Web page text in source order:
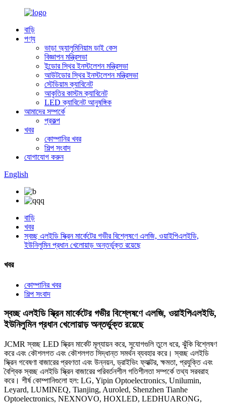
বাড়ি
পণ্য
ভাড়া অ্যালুমিনিয়াম ডাই কেস
বিজ্ঞাপন মন্ত্রিসভা
ইন্ডোর স্থির ইনস্টলেশন মন্ত্রিসভা
আউটডোর স্থির ইনস্টলেশন মন্ত্রিসভা
স্টেডিয়াম ক্যাবিনেট
আকৃতির কাস্টম ক্যাবিনেট
LED ক্যাবিনেট আনুষঙ্গিক
আমাদের সম্পর্কে
প্রকল্প
খবর
কোম্পানির খবর
শিল্প সংবাদ
যোগাযোগ করুন
English
বাড়ি
খবর
স্বচ্ছ এলইডি স্ক্রিন মার্কেটের গভীর বিশ্লেষণে এলজি, ওয়াইপিএলইডি,
ইউনিলুমিন প্রধান খেলোয়াড় অন্তর্ভুক্ত রয়েছে
খবর
কোম্পানির খবর
শিল্প সংবাদ
স্বচ্ছ এলইডি স্ক্রিন মার্কেটের গভীর বিশ্লেষণে এলজি, ওয়াইপিএলইডি,
ইউনিলুমিন প্রধান খেলোয়াড় অন্তর্ভুক্ত রয়েছে
JCMR স্বচ্ছ LED স্ক্রিন মার্কেট মূল্যায়ন করে, সুযোগগুলি তুলে ধরে, ঝুঁকি বিশ্লেষণ
করে এবং কৌশলগত এবং কৌশলগত সিদ্ধান্ত সমর্থন ব্যবহার করে। স্বচ্ছ এলইডি
স্ক্রিন গবেষণা বাজারের প্রবণতা এবং উন্নয়ন, ড্রাইভিং ফ্যাক্টর, ক্ষমতা, প্রযুক্তি এবং
বৈশ্বিক স্বচ্ছ এলইডি স্ক্রিন বাজারের পরিবর্তনশীল গতিশীলতা সম্পর্কে তথ্য সরবরাহ
করে। শীর্ষ কোম্পানিগুলো হল: LG, Yipin Optoelectronics, Unilumin,
Leyard, LUMINEQ, Tianjing, Auroled, Shenzhen Tianhe
Optoelectronics, NEXNOVO, HOXLED, LEDHUARONG,